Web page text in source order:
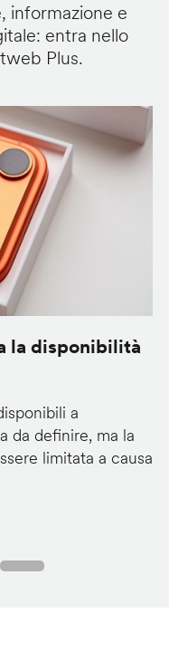
informazione e
entra nello
Plus.
la disponibilità
a
da definire, ma la
limitata a causa